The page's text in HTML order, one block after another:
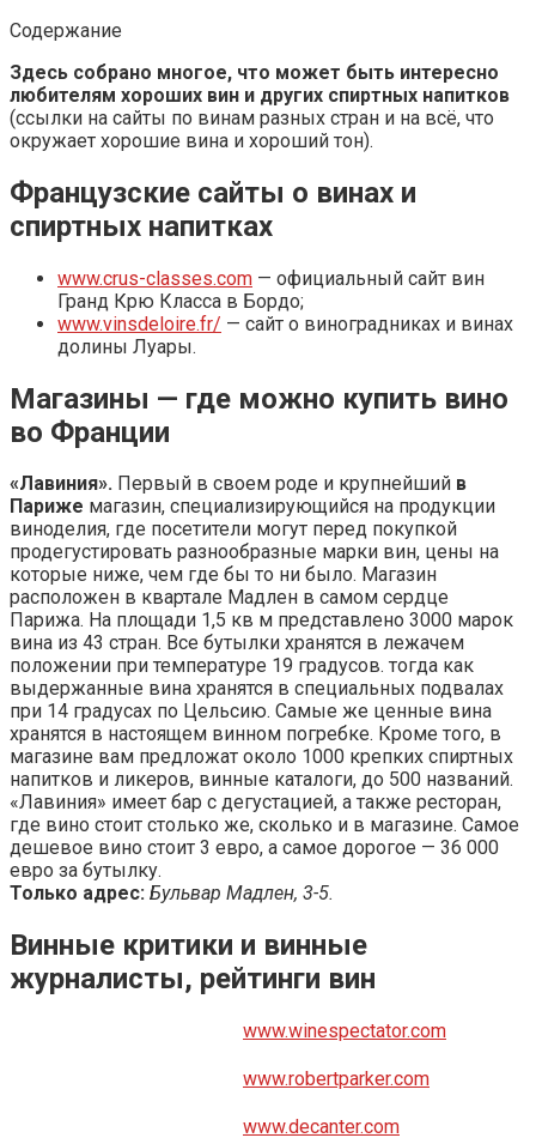
Содержание
Здесь собрано многое, что может быть интересно
любителям хороших вин и других спиртных напитков
(ссылки на сайты по винам разных стран и на всё, что
окружает хорошие вина и хороший тон).
Французские сайты о винах и
спиртных напитках
www.crus-classes.com — официальный сайт вин
Гранд Крю Класса в Бордо;
www.vinsdeloire.fr/ — сайт о виноградниках и винах
долины Луары.
Магазины — где можно купить вино
во Франции
«Лавиния». Первый в своем роде и крупнейший в
Париже магазин, специализирующийся на продукции
виноделия, где посетители могут перед покупкой
продегустировать разнообразные марки вин, цены на
которые ниже, чем где бы то ни было. Магазин
расположен в квартале Мадлен в самом сердце
Парижа. На площади 1,5 кв м представлено 3000 марок
вина из 43 стран. Все бутылки хранятся в лежачем
положении при температуре 19 градусов. тогда как
выдержанные вина хранятся в специальных подвалах
при 14 градусах по Цельсию. Самые же ценные вина
хранятся в настоящем винном погребке. Кроме того, в
магазине вам предложат около 1000 крепких спиртных
напитков и ликеров, винные каталоги, до 500 названий.
«Лавиния» имеет бар с дегустацией, а также ресторан,
где вино стоит столько же, сколько и в магазине. Самое
дешевое вино стоит 3 евро, а самое дорогое — 36 000
евро за бутылку.
Только адрес: Бульвар Мадлен, 3-5.
Винные критики и винные
журналисты, рейтинги вин
www.winespectator.com
www.robertparker.com
www.decanter.com